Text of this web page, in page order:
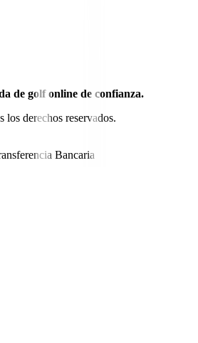
de golf online de confianza.
los derechos reservados.
Bancaria